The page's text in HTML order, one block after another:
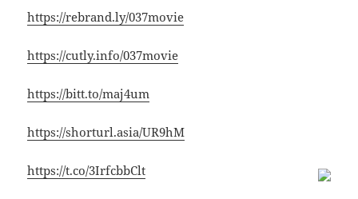
https://rebrand.ly/037movie
https://cutly.info/037movie
https://bitt.to/maj4um
https://shorturl.asia/UR9hM
https://t.co/3IrfcbbClt